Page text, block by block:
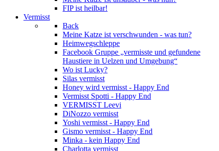
FIP ist heilbar!
Vermisst
Back
Meine Katze ist verschwunden - was tun?
Heimwegschleppe
Facebook Gruppe „vermisste und gefundene
Haustiere in Uelzen und Umgebung“
Wo ist Lucky?
Silas vermisst
Honey wird vermisst - Happy End
Vermisst Spotti - Happy End
VERMISST Leevi
DiNozzo vermisst
Yoshi vermisst - Happy End
Gismo vermisst - Happy End
Minka - kein Happy End
Charlotta vermisst